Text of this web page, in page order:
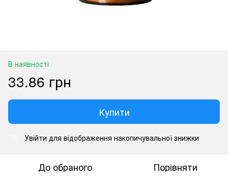
В наявності
33.86 грн
Купити
Увійти для відображення накопичувальної знижки
До обраного Порівняти